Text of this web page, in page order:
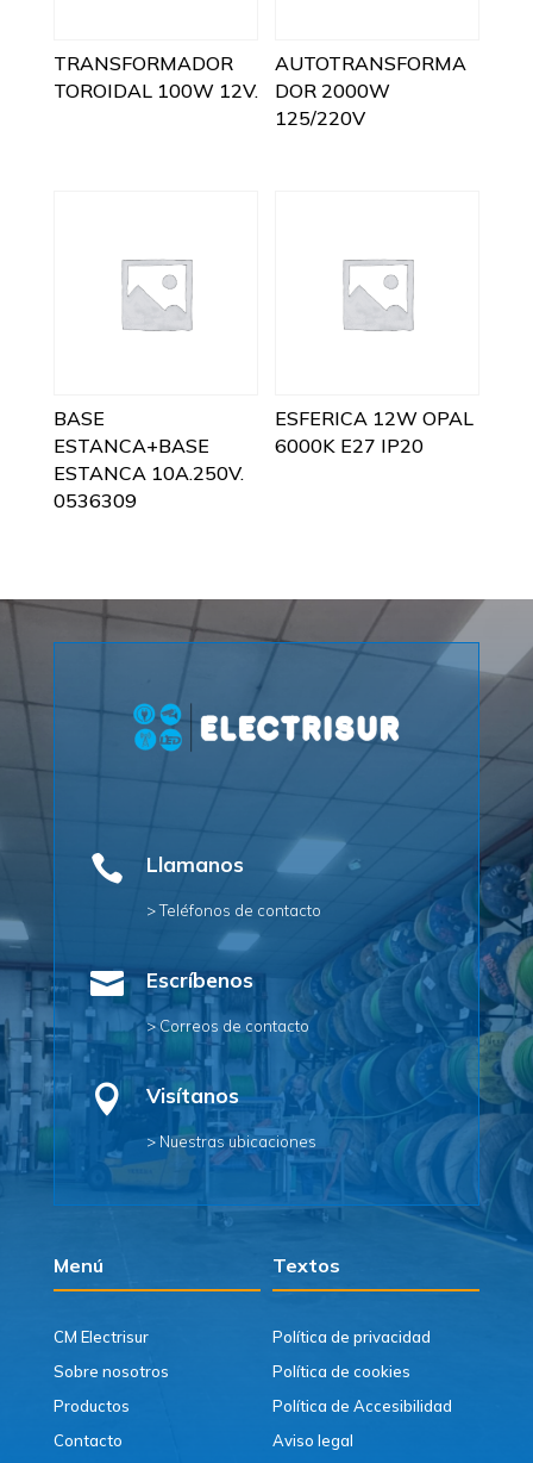
TRANSFORMADOR
TOROIDAL 100W 12V.
AUTOTRANSFORMA
DOR 2000W
125/220V
BASE
ESTANCA+BASE
ESTANCA 10A.250V.
0536309
ESFERICA 12W OPAL
6000K E27 IP20
 Llamanos
> Teléfonos de contacto
 Escríbenos
> Correos de contacto
 Visítanos
> Nuestras ubicaciones
Menú Textos
CM Electrisur
Sobre nosotros
Productos
Contacto
Política de privacidad
Política de cookies
Política de Accesibilidad
Aviso legal